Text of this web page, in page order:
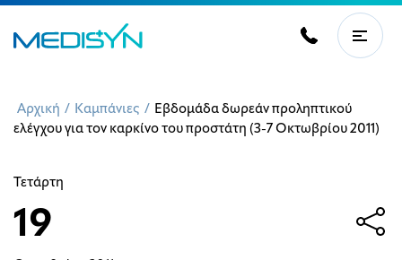
Αρχική / Καμπάνιες / Εβδομάδα δωρεάν προληπτικού
ελέγχου για τον καρκίνο του προστάτη (3-7 Οκτωβρίου 2011)
Τετάρτη
19